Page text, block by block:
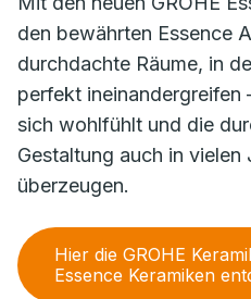
den bewährten Essence
durchdachte Räume, in
perfekt ineinandergreifen
sich wohlfühlt und die
Gestaltung auch in vielen
überzeugen.
Hier die GROHE
Essence Keramiken